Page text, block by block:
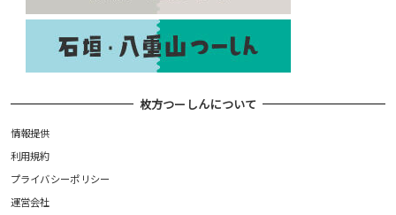
枚方つーしんについて
情報提供
利用規約
プライバシーポリシー
運営会社